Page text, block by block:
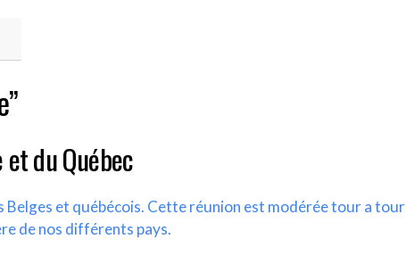
et du Québec
Belges et québécois. Cette réunion est modérée tour a tour
de nos différents pays.